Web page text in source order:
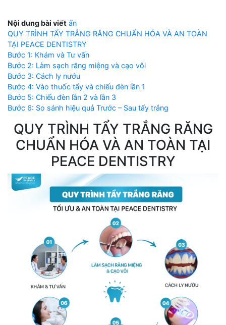
Nội dung bài viết ẩn
QUY TRÌNH TẨY TRẮNG RĂNG CHUẨN HÓA VÀ AN TOÀN
TẠI PEACE DENTISTRY
Bước 1: Khám và Tư vấn
Bước 2: Làm sạch răng miệng và cạo vôi
Bước 3: Cách ly nướu
Bước 4: Vào thuốc tẩy và chiếu đèn lần 1
Bước 5: Chiếu đèn lần 2 và lần 3
Bước 6: So sánh hiệu quả Trước – Sau tẩy trắng
QUY TRÌNH TẨY TRẮNG RĂNG
CHUẨN HÓA VÀ AN TOÀN TẠI
PEACE DENTISTRY